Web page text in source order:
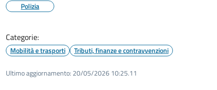
Polizia
Categorie:
Mobilità e trasporti Tributi, finanze e contravvenzioni
Ultimo aggiornamento: 20/05/2026 10:25.11